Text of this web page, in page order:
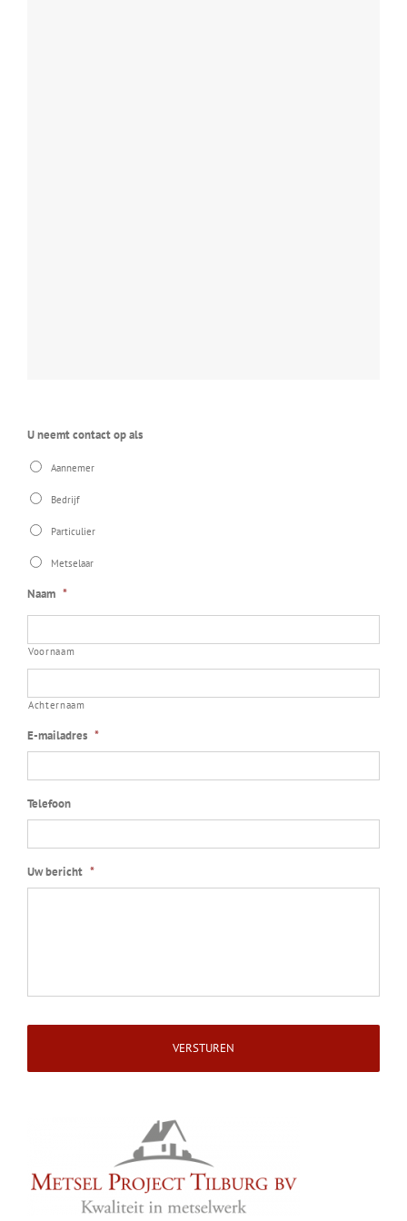
U neemt contact op als
Aannemer
Bedrijf
Particulier
Metselaar
Naam *
Voornaam
Achternaam
E-mailadres *
Telefoon
Uw bericht *